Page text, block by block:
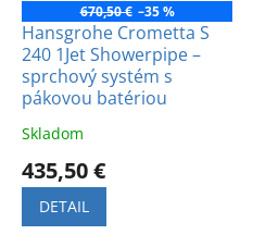
670,50 € –35 %
Hansgrohe Crometta S
240 1Jet Showerpipe –
sprchový systém s
pákovou batériou
Skladom
435,50 €
DETAIL